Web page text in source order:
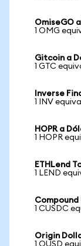
OmiseGO
1 OMG
Gitcoin a
1 GTC
Inverse
1 INV
HOPR a
1 HOPR
ETHLend
1 LEND
Compound
1 CUSDC
Origin
1 OUSD